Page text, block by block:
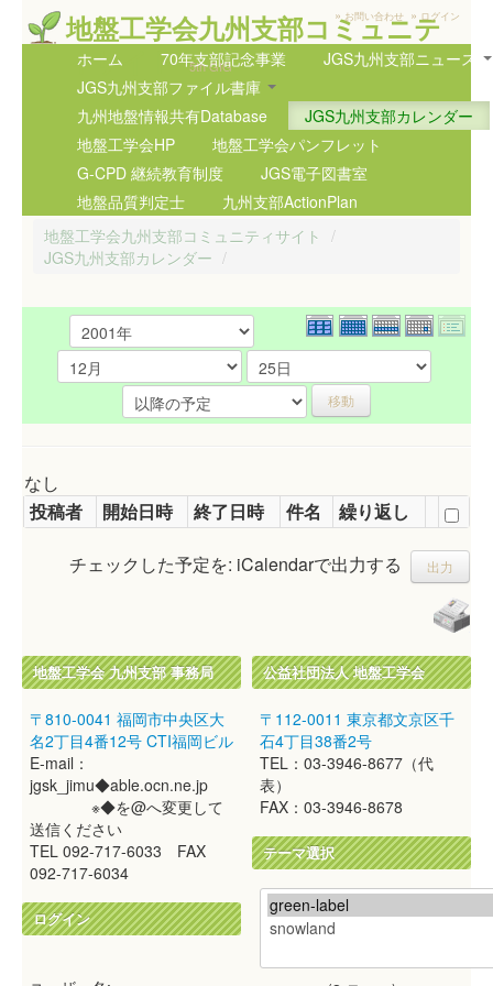
地盤工学会九州支部コミュニテ
ィサイト
5th GIG
» お問い合わせ » ログイン
ホーム 70年支部記念事業
JGS九州支部ニュース
JGS九州支部ファイル書庫
九州地盤情報共有Database
JGS九州支部カレンダー
地盤工学会HP
地盤工学会パンフレット
G-CPD 継続教育制度
JGS電子図書室
地盤品質判定士
九州支部ActionPlan
地盤工学会九州支部コミュニティサイト /
JGS九州支部カレンダー /
なし
投稿者
開始日時 終了日時 件名 繰り返し
チェックした予定を: iCalendarで出力する
地盤工学会 九州支部 事務局
〒810-0041 福岡市中央区大
名2丁目4番12号 CTI福岡ビル
E-mail：
jgsk_jimu◆able.ocn.ne.jp
※◆を@へ変更して
送信ください
TEL 092-717-6033 FAX
092-717-6034
ログイン
公益社団法人 地盤工学会
〒112-0011 東京都文京区千
石4丁目38番2号
TEL：03-3946-8677（代
表）
FAX：03-3946-8678
テーマ選択